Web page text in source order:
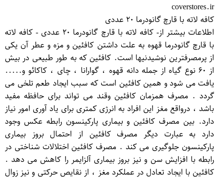
coverstores.ir
کافه لاته با قارچ گانودرما ۲۰ عددی
اطلاعات بیشتر از- کافه لاته با قارچ گانودرما ۲۰ عددی - کافه لاته
با قارچ گانودرما قهوه به علت داشتن کافئین و مزه و عطر آن یكی
از پرمصرفترین نوشیدنیها است. کافئین که به طور طبیعی در بیش
از ۶۰ نوع گیاه از جمله دانه قهوه ، گوارانا ، چای ، کاکائو و.....
یافت می شود و همین کافئین است که سبب ایجاد طعم تلخی می
گردد . مصرف همزمان کافئین وقند می تواند برای حافظه مفید
باشد ، درواقع مغز این افراد به انرژی کمتری برای یاد آوری امور نیاز
دارد. بین مصرف کافئین و بیماری پارکینسون رابطه عکس وجود
دارد به عبارت دیگر مصرف کافئین از احتمال بروز بیماری
پارکینسون جلوگیری می کند . مصرف کافئین اختلالات شناختی در
رابطه با افزایش سن و نیز بروز بیماری آلزایمر را کاهش می دهد .
کافئین با ایجاد تعادل در عملکرد مغز ، از نقایص حرکتی و نیز زوال